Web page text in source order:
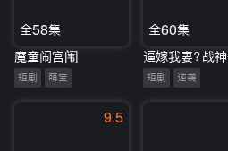
全58集
魔童闹宫闱
短剧 萌宝
全60集
短剧 逆袭
9.5